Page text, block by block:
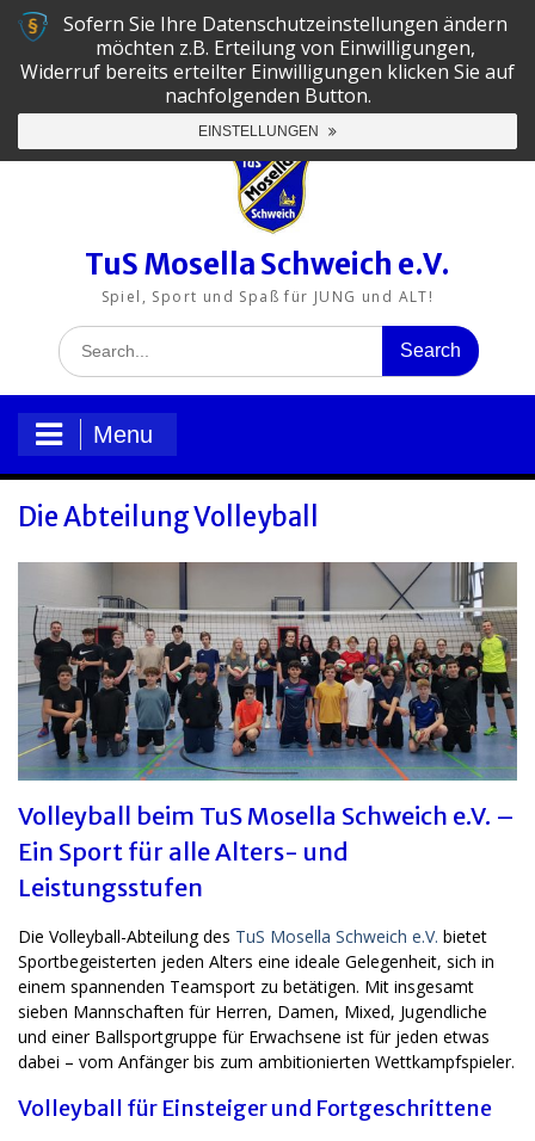
Skip
content
06502-5130 tus@mosella-schweich.de
TuS
Mosella
Schweich
Facebook
TuS
Mosella
Schweich
Instagram
TuS
Mosella
Schweich
e.V.
auf
YouTube
TuS
Mosella
Schweich
e.V.
auf
X
TuS
Mosella
Xing
TuS
Mosella
TuS Mosella Schweich e.V.
Spiel, Sport und Spaß für JUNG und ALT!
Search
for:
Menu
Die Abteilung Volleyball
Volleyball beim TuS Mosella Schweich e.V. –
Ein Sport für alle Alters- und
Leistungsstufen
Die Volleyball-Abteilung des TuS Mosella Schweich e.V. bietet
Sportbegeisterten jeden Alters eine ideale Gelegenheit, sich in
einem spannenden Teamsport zu betätigen. Mit insgesamt
sieben Mannschaften für Herren, Damen, Mixed, Jugendliche
und einer Ballsportgruppe für Erwachsene ist für jeden etwas
dabei – vom Anfänger bis zum ambitionierten Wettkampfspieler.
Volleyball für Einsteiger und Fortgeschrittene
Sofern Sie Ihre Datenschutzeinstellungen ändern
möchten z.B. Erteilung von Einwilligungen,
Widerruf bereits erteilter Einwilligungen klicken Sie auf
nachfolgenden Button.
EINSTELLUNGEN